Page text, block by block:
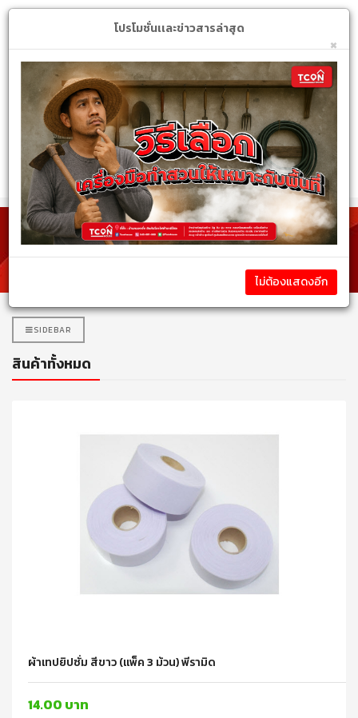
หมวดหมู่สินค้า
สินค้าทั้งหมด
SIDEBAR
สินค้าทั้งหมด
ผ้าเทปยิปซั่ม สีขาว (แพ็ค 3 ม้วน) พีรามิด
14.00 บาท
โปรโมชั่นเเละข่าวสารล่าสุด
×
ไม่ต้องแสดงอีก